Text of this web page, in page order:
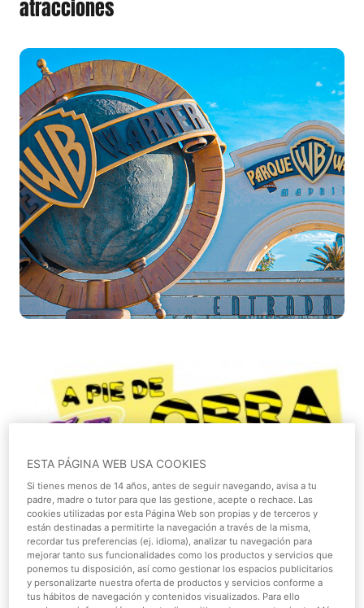
atracciones
De nuevo volvemos con esta nueva sección acerca de las
curiosidades sobre nuestra ampliación de Cartoon
Village, sin duda estamos seguros de acercarte mucho
más a las sorpresas que tenemos preparadas para el mes
de junio, pero ¡¡recuerda qué algunas sorpresas ya las
ESTA PÁGINA WEB USA COOKIES
Si tienes menos de 14 años, antes de seguir navegando, avisa a tu
padre, madre o tutor para que las gestione, acepte o rechace. Las
cookies utilizadas por esta Página Web son propias y de terceros y
están destinadas a permitirte la navegación a través de la misma,
recordar tus preferencias (ej. idioma), analizar tu navegación para
mejorar tanto sus funcionalidades como los productos y servicios que
ponemos tu disposición, así como gestionar los espacios publicitarios
y personalizarte nuestra oferta de productos y servicios conforme a
tus hábitos de navegación y contenidos visualizados. Para ello